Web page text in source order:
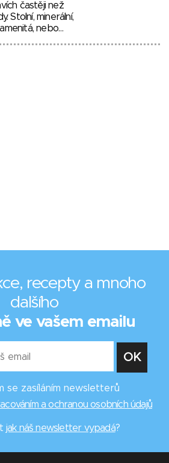
častěji než
Stolní, minerální,
nebo…
recepty a mnoho
dalšího
ve vašem emailu
se zasíláním newsletterů
a ochranou osobních údajů
jak náš newsletter vypadá?